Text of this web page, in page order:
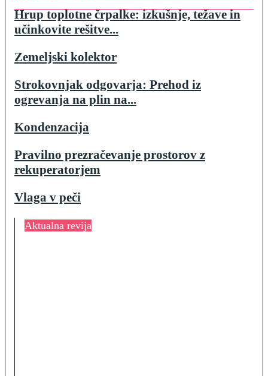
Hrup toplotne črpalke: izkušnje, težave in
učinkovite rešitve...
Zemeljski kolektor
Strokovnjak odgovarja: Prehod iz
ogrevanja na plin na...
Kondenzacija
Pravilno prezračevanje prostorov z
rekuperatorjem
Vlaga v peči
Aktualna revija